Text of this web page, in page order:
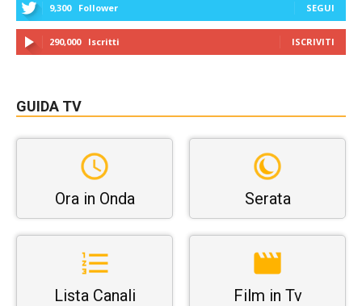
9,300 Follower SEGUI
290,000 Iscritti ISCRIVITI
GUIDA TV
Ora in Onda Serata
Lista Canali Film in Tv